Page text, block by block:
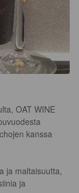
OAT WINE
kanssa
ja maltaisuutta,
ja